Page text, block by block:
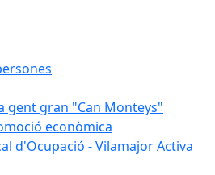
gent gran "Can Monteys"
econòmica
d'Ocupació - Vilamajor Activa